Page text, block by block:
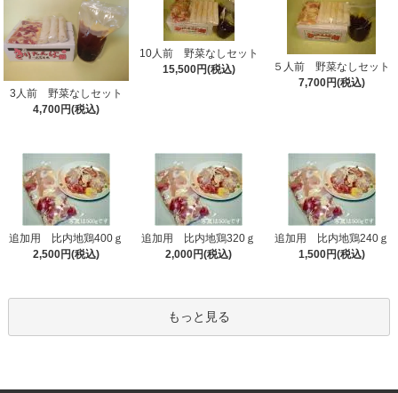
3人前 野菜なしセット
4,700円(税込)
10人前 野菜なしセット
15,500円(税込)
５人前 野菜なしセット
7,700円(税込)
追加用 比内地鶏400ｇ
2,500円(税込)
追加用 比内地鶏320ｇ
2,000円(税込)
追加用 比内地鶏240ｇ
1,500円(税込)
もっと見る